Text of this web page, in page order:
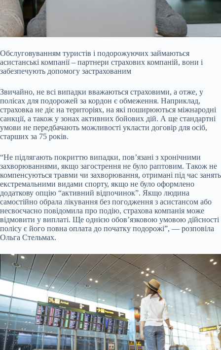
Обслуговуванням туристів і подорожуючих займаються
асистанські компанії – партнери страхових компаній, вони і
забезпечують допомогу застрахованим
Звичайно, не всі випадки вважаються страховими, а отже, у
полісах для подорожей за кордон є обмеження. Наприклад,
страховка не діє на територіях, на які поширюються міжнародні
санкції, а також у зонах активних бойових дій. А ще стандартні
умови не передбачають можливості укласти договір для осіб,
старших за 75 років.
“Не підлягають покриттю випадки, пов’язані з хронічними
захворюваннями, якщо загострення не було раптовим. Також не
компенсуються травми чи захворювання, отримані під час занять
екстремальними видами спорту, якщо не було оформлено
додаткову опцію “активний відпочинок”. Якщо людина
самостійно обрала лікування без погодження з асистансом або
несвоєчасно повідомила про подію, страхова компанія може
відмовити у виплаті. Ще однією обов’язковою умовою дійсності
полісу є його повна оплата до початку подорожі”, — розповіла
Ольга Стельмах.